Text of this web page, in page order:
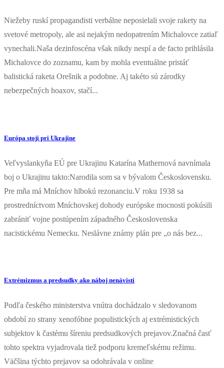
Niežeby ruskí propagandisti verbálne neposielali svoje rakety na
svetové metropoly, ale asi nejakým nedopatrením Michalovce zatiaľ
vynechali.Naša dezinfoscéna však nikdy nespí a de facto prihlásila
Michalovce do zoznamu, kam by mohla eventuálne pristáť
balistická raketa Orešnik a podobne. Aj takéto sú zárodky
nebezpečných hoaxov, stačí...
Európa stojí pri Ukrajine
Veľvyslankyňa EÚ pre Ukrajinu Katarína Mathernová navnímala
boj o Ukrajinu takto:Narodila som sa v bývalom Československu.
Pre mňa má Mníchov hlbokú rezonanciu.V roku 1938 sa
prostredníctvom Mníchovskej dohody európske mocnosti pokúsili
zabrániť vojne postúpením západného Československa
nacistickému Nemecku. Neslávne známy plán pre „o nás bez...
Extrémizmus a predsudky ako náboj nenávisti
Podľa českého ministerstva vnútra dochádzalo v sledovanom
období zo strany xenofóbne populistických aj extrémistických
subjektov k častému šíreniu predsudkových prejavov.Značná časť
tohto spektra vyjadrovala tiež podporu kremeľskému režimu.
Väčšina týchto prejavov sa odohrávala v online